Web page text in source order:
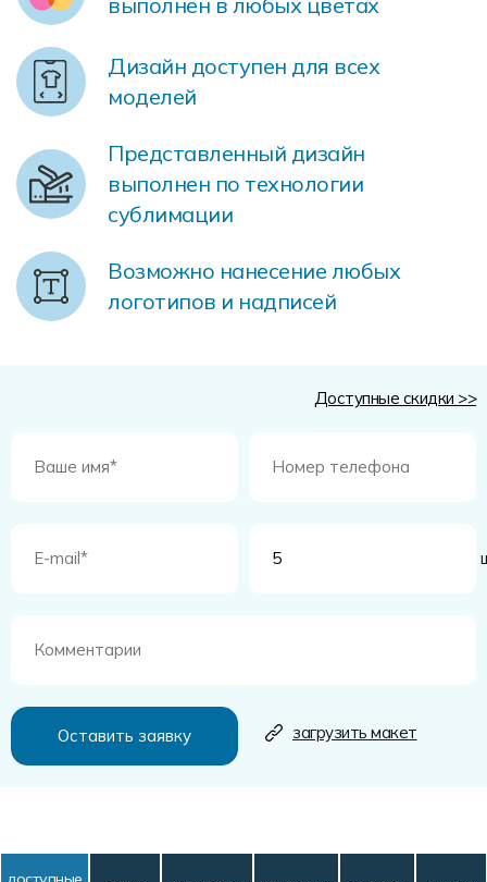
Дизайн доступен для всех
моделей
Представленный дизайн
выполнен по технологии
сублимации
Возможно нанесение любых
логотипов и надписей
Доступные скидки >>
загрузить макет
Форма в наличии
Распродажа
Статьи
Реквизиты
Система скидок и наценок
Пользовательское соглашение
Доставка